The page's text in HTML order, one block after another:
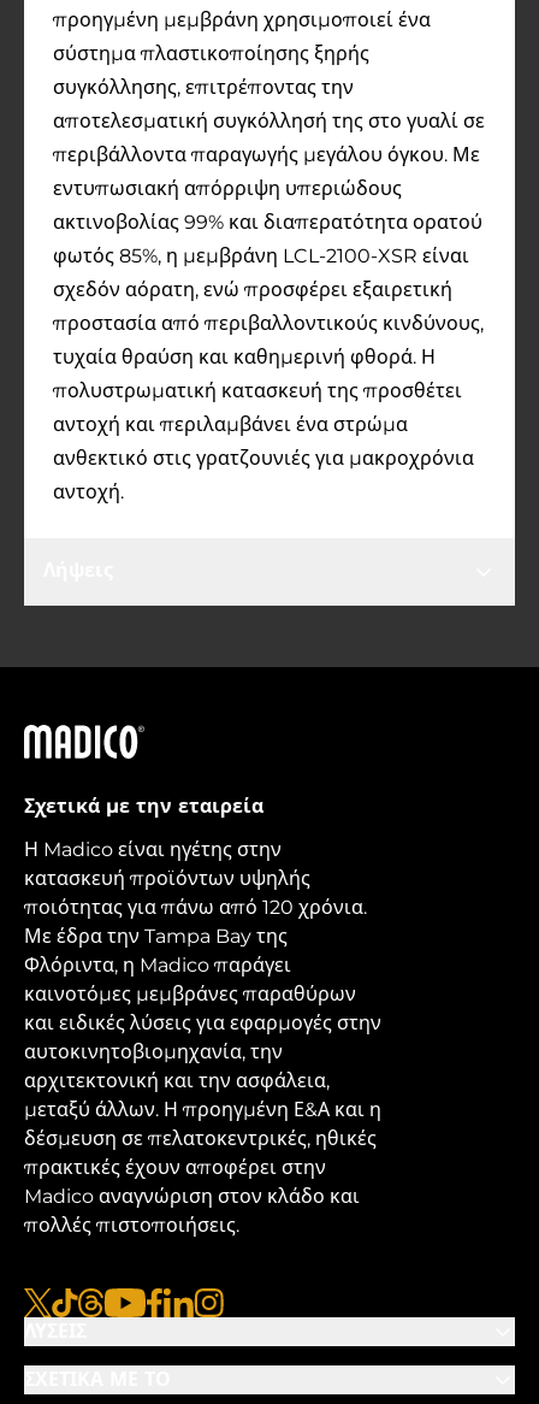
προηγμένη μεμβράνη χρησιμοποιεί ένα
σύστημα πλαστικοποίησης ξηρής
συγκόλλησης, επιτρέποντας την
αποτελεσματική συγκόλλησή της στο γυαλί σε
περιβάλλοντα παραγωγής μεγάλου όγκου. Με
εντυπωσιακή απόρριψη υπεριώδους
ακτινοβολίας 99% και διαπερατότητα ορατού
φωτός 85%, η μεμβράνη LCL-2100-XSR είναι
σχεδόν αόρατη, ενώ προσφέρει εξαιρετική
προστασία από περιβαλλοντικούς κινδύνους,
τυχαία θραύση και καθημερινή φθορά. Η
πολυστρωματική κατασκευή της προσθέτει
αντοχή και περιλαμβάνει ένα στρώμα
ανθεκτικό στις γρατζουνιές για μακροχρόνια
αντοχή.
Madico
Σχετικά με την εταιρεία
Η Madico είναι ηγέτης στην
κατασκευή προϊόντων υψηλής
ποιότητας για πάνω από 120 χρόνια.
Με έδρα την Tampa Bay της
Φλόριντα, η Madico παράγει
καινοτόμες μεμβράνες παραθύρων
και ειδικές λύσεις για εφαρμογές στην
αυτοκινητοβιομηχανία, την
αρχιτεκτονική και την ασφάλεια,
μεταξύ άλλων. Η προηγμένη Ε&Α και η
δέσμευση σε πελατοκεντρικές, ηθικές
πρακτικές έχουν αποφέρει στην
Madico αναγνώριση στον κλάδο και
πολλές πιστοποιήσεις.